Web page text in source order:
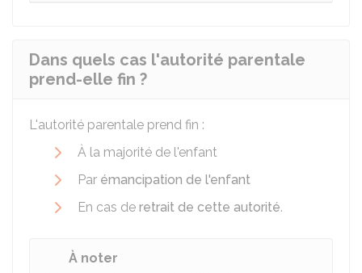
Dans quels cas l'autorité parentale
prend-elle fin ?
L'autorité parentale prend fin :
À la majorité de l'enfant
Par émancipation de l'enfant
En cas de retrait de cette autorité.
À noter